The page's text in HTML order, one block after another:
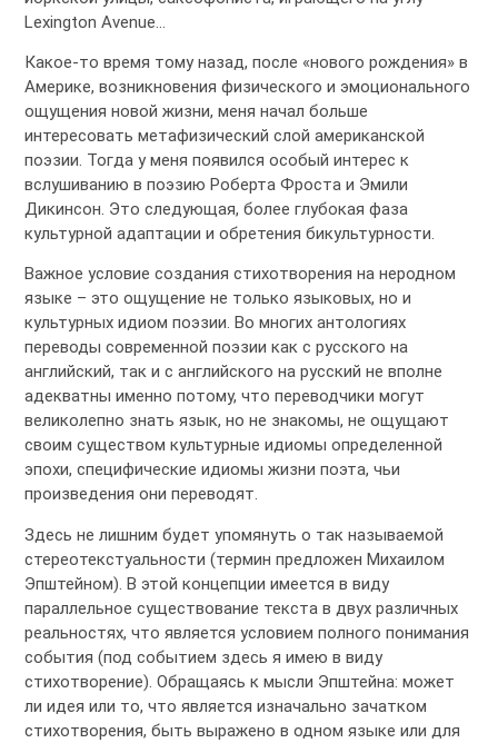
Lexington Avenue…
Какое-то время тому назад, после «нового рождения» в
Америке, возникновения физического и эмоционального
ощущения новой жизни, меня начал больше
интересовать метафизический слой американской
поэзии. Тогда у меня появился особый интерес к
вслушиванию в поэзию Роберта Фроста и Эмили
Дикинсон. Это следующая, более глубокая фаза
культурной адаптации и обретения бикультурности.
Важное условие создания стихотворения на неродном
языке – это ощущение не только языковых, но и
культурных идиом поэзии. Во многих антологиях
переводы современной поэзии как с русского на
английский, так и с английского на русский не вполне
адекватны именно потому, что переводчики могут
великолепно знать язык, но не знакомы, не ощущают
своим существом культурные идиомы определенной
эпохи, специфические идиомы жизни поэта, чьи
произведения они переводят.
Здесь не лишним будет упомянуть о так называемой
стереотекстуальности (термин предложен Михаилом
Эпштейном). В этой концепции имеется в виду
параллельное существование текста в двух различных
реальностях, что является условием полного понимания
события (под событием здесь я имею в виду
стихотворение). Обращаясь к мысли Эпштейна: может
ли идея или то, что является изначально зачатком
стихотворения, быть выражено в одном языке или для